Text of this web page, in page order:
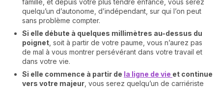
quelqu’un d’autonome, d’indépendant, sur qui l’on peut
sans problème compter.
Si elle débute à quelques millimètres au-dessus du
poignet , soit à partir de votre paume, vous n’aurez pas
de mal à vous montrer persévérant dans votre travail et
dans votre vie.
Si elle commence à partir de la ligne de vie et continue
vers votre majeur , vous serez quelqu’un de carriériste